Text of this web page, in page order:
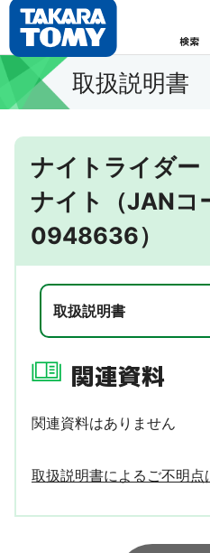
検索
取扱説明書
ナイトライダ
ナイト（JANコ
0948636）
取扱説明書
関連資料
関連資料はありません
取扱説明書によるご不明